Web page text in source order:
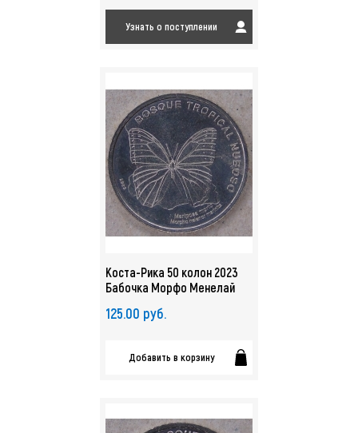
Узнать о поступлении
Коста-Рика 50 колон 2023
Бабочка Морфо Менелай
125.00 руб.
Добавить в корзину